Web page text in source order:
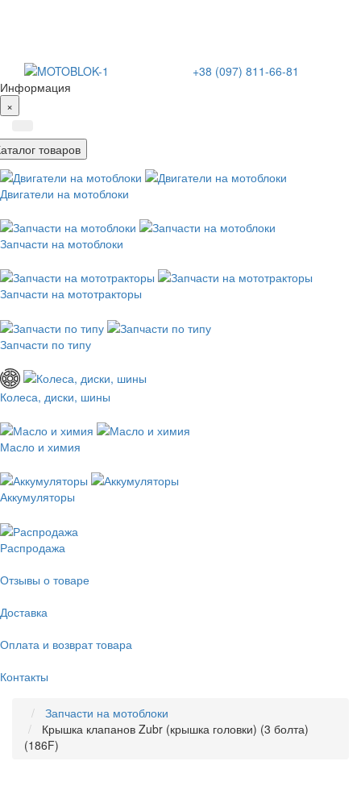
+38 (097) 811-66-81
Информация
×
товаров
Двигатели на мотоблоки
Запчасти на мотоблоки
Запчасти на мототракторы
Запчасти по типу
Колеса, диски, шины
Масло и химия
Аккумуляторы
Распродажа
Отзывы о товаре
Доставка
Оплата и возврат товара
Контакты
Запчасти на мотоблоки
Крышка клапанов Zubr (крышка головки) (3 болта)
(186F)